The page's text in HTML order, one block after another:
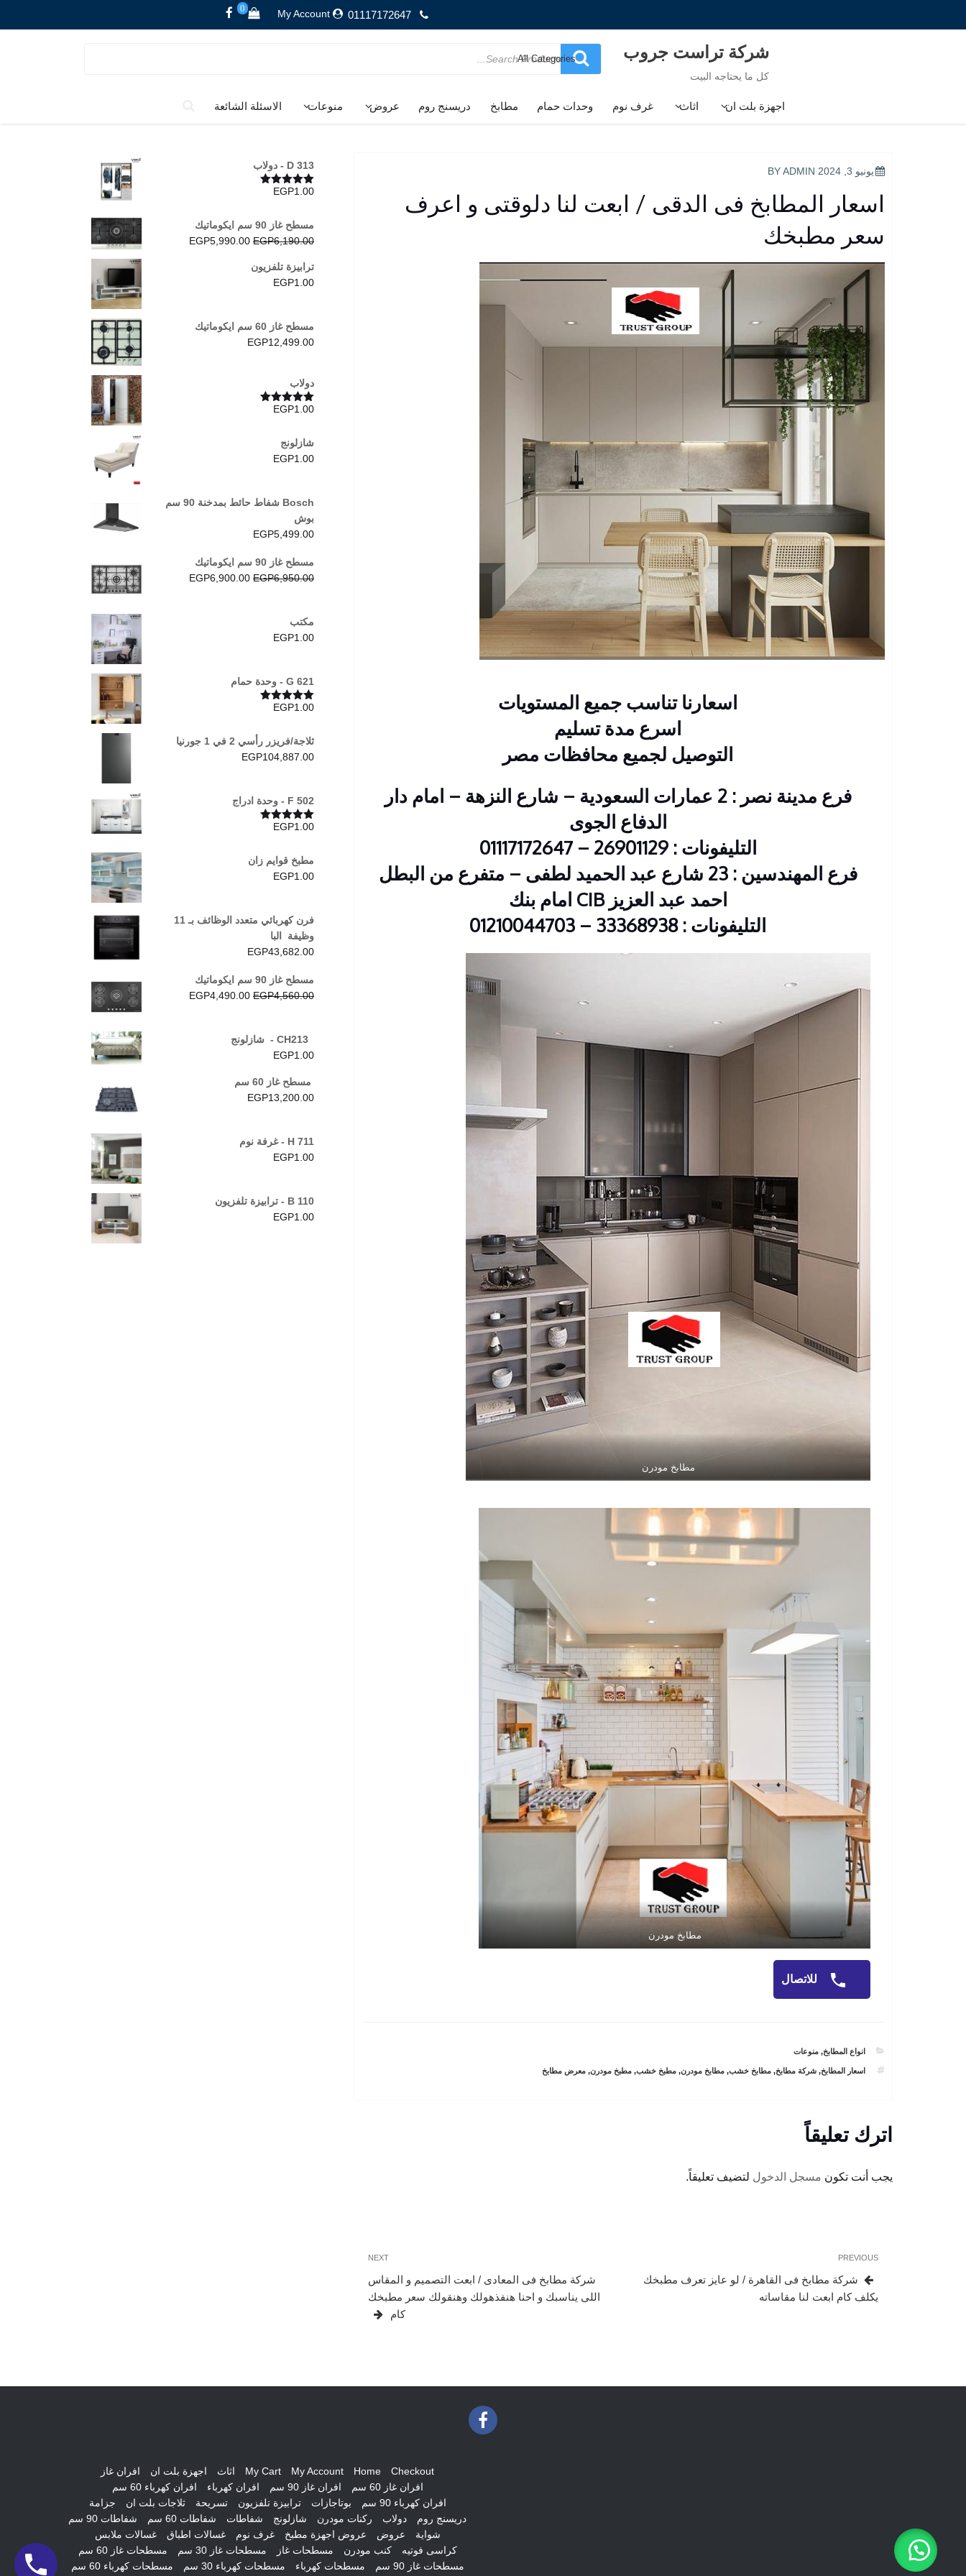
01117172647
My Account
0
شركة تراست جروب
كل ما يحتاجه البيت
Search
for
اجهزة بلت ان اثاث غرف نوم وحدات حمام مطابخ دريسنج روم عروض منوعات الاسئلة الشائعة
POSTED
يونيو 3, 2024 ADMIN
اسعار المطابخ فى الدقى / ابعت لنا دلوقتى و اعرف
سعر مطبخك
اسعارنا تناسب جميع المستويات
اسرع مدة تسليم
التوصيل لجميع محافظات مصر
فرع مدينة نصر : 2 عمارات السعودية – شارع النزهة – امام دار
الدفاع الجوى
التليفونات : 26901129 – 01117172647
فرع المهندسين : 23 شارع عبد الحميد لطفى – متفرع من البطل
احمد عبد العزيز CIB امام بنك
التليفونات : 33368938 – 01210044703
مطابخ مودرن
مطابخ مودرن
للاتصال
CATEGORIES
انواع المطابخ,منوعات
TAGS
اسعار المطابخ,شركة مطابخ,مطابخ خشب,مطابخ مودرن,مطبخ خشب,مطبخ مودرن,معرض مطابخ
اترك تعليقاً
يجب أنت تكون مسجل الدخول لتضيف تعليقاً.
تصفّح
المقالات
Previous
Post
PREVIOUS
شركة مطابخ فى القاهرة / لو عايز تعرف مطبخك
يكلف كام ابعت لنا مقاساته
NEXT
شركة مطابخ فى المعادى / ابعت التصميم و المقاس
اللى يناسبك و احنا هنفذهولك وهنقولك سعر مطبخك
كام
D 313 - دولاب
تم التقييم
EGP1.00
مسطح غاز 90 سم ايكوماتيك
EGP6,190.00
السعر
EGP5,990.00
EGP5,990.00.
ترابيزة تلفزيون
EGP1.00
مسطح غاز 60 سم ايكوماتيك
EGP12,499.00
دولاب
تم التقييم
EGP1.00
شازلونج
EGP1.00
Bosch شفاط حائط بمدخنة 90 سم
بوش
EGP5,499.00
مسطح غاز 90 سم ايكوماتيك
EGP6,950.00
السعر
EGP6,900.00
EGP6,900.00.
مكتب
EGP1.00
G 621 - وحدة حمام
تم التقييم
EGP1.00
ثلاجة/فريزر رأسي 2 في 1 جورنيا
EGP104,887.00
F 502 - وحدة ادراج
تم التقييم
EGP1.00
مطبخ قوايم زان
EGP1.00
فرن كهربائي متعدد الوظائف بـ 11
وظيفة البا
EGP43,682.00
مسطح غاز 90 سم ايكوماتيك
EGP4,560.00
السعر
EGP4,560.00.
EGP4,490.00
EGP4,490.00.
EGP1.00
مسطح غاز 60 سم
EGP13,200.00
H 711 - غرفة نوم
EGP1.00
B 110 - ترابيزة تلفزيون
EGP1.00
Checkout
Home
My Account
My Cart اثاث اجهزة بلت ان
افران غاز
افران غاز 60 سم
افران غاز 90 سم افران كهرباء
افران كهرباء 60 سم
افران كهرباء 90 سم
بوتاجازات ترابيزة تلفزيون تسريحة ثلاجات بلت ان
جزامة
دريسنج روم
دولاب ركنات مودرن شازلونج شفاطات شفاطات 60 سم
شفاطات 90 سم
شواية
عروض عروض اجهزة مطبخ غرف نوم غسالات اطباق
غسالات ملابس
كراسى فوتيه
كنب مودرن مسطحات غاز مسطحات غاز 30 سم
مسطحات غاز 60 سم
مسطحات غاز 90 سم
مسطحات كهرباء مسطحات كهرباء 30 سم
مسطحات كهرباء 60 سم